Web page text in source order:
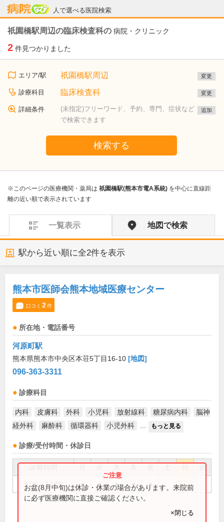
人で選べる医院検索
病院なび
祇園橋駅周辺の臨床検査科の 病院・クリニック
2 件見つかりました
エリア/駅 祇園橋駅周辺 変更
診療科目 臨床検査科 変更
詳細条件
(未指定)フリーワード、予約、専門、症状など
で検索できます
追加
検索する
※このページの医療機関・薬局は 祇園橋駅(熊本市電A系統) を中心に直線距
離の近い順で表示されています
一覧表示 地図で検索
駅から近い順に全2件を表示
熊本市医師会熊本地域医療センター
口コミ 2件
所在地・電話番号
河原町駅
熊本県熊本市中央区本荘5丁目16-10 [地図]
096-363-3311
診療科目
内科 皮膚科 外科 小児科 放射線科 糖尿病内科
脳神
経外科
麻酔科 循環器科 小児外科 もっと見る
診療/受付時間・休診日
祝
9:00～17:00 ● ● ● ● ●
お盆(8月中旬)は休診・休業の場合があります。来院前
に必ず医療機関に直接ご確認ください。
×閉じる